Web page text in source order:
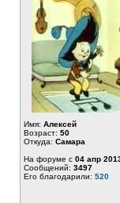
Имя: Алексей
Возраст: 50
Откуда: Самара
На форуме с 04 апр
Сообщений: 3497
Его благодарили: 520